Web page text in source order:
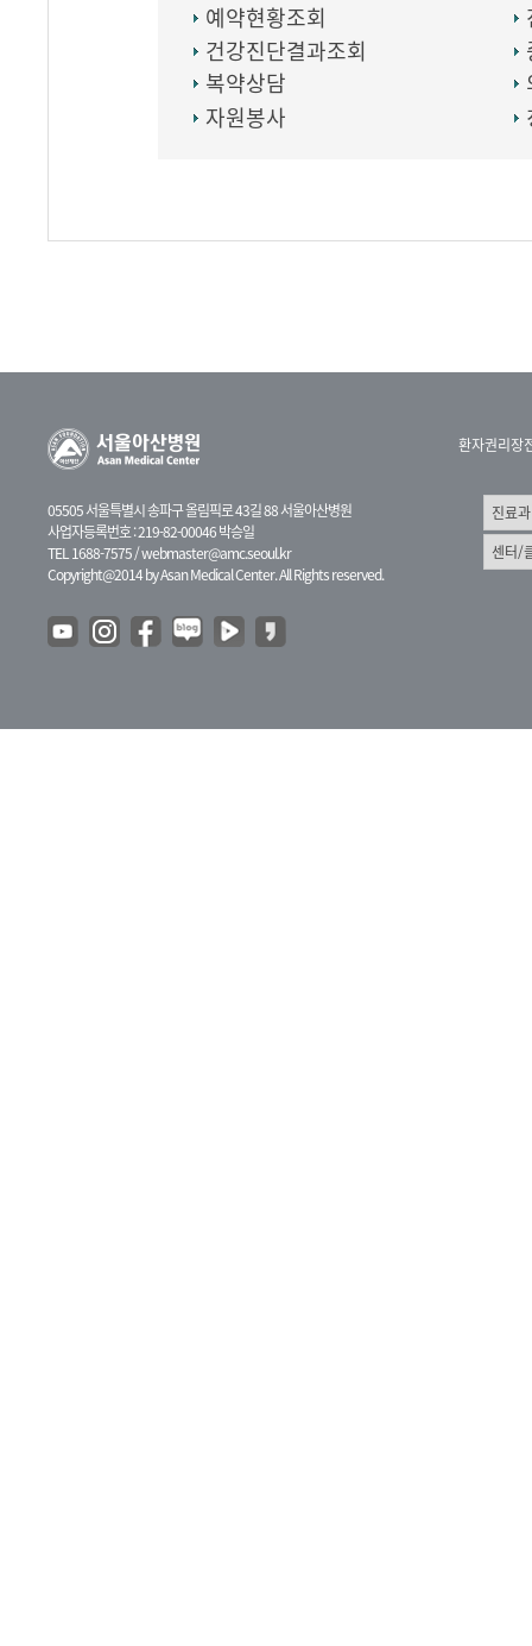
예약현황조회
건강진단결과조회
복약상담
자원봉사
05505 서울특별시 송파구 올림픽로 43길 88 서울아산병원
사업자등록번호 : 219-82-00046 박승일
TEL 1688-7575 /webmaster@amc.seoul.kr
Copyright@2014 by Asan Medical Center. All Rights reserved.
환자권리장